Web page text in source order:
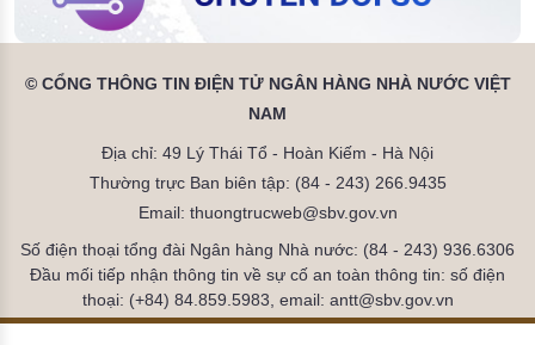
© CỔNG THÔNG TIN ĐIỆN TỬ NGÂN HÀNG NHÀ NƯỚC VIỆT
NAM
Địa chỉ: 49 Lý Thái Tổ - Hoàn Kiếm - Hà Nội
Thường trực Ban biên tập: (84 - 243) 266.9435
Email: thuongtrucweb@sbv.gov.vn
Số điện thoại tổng đài Ngân hàng Nhà nước: (84 - 243) 936.6306
Đầu mối tiếp nhận thông tin về sự cố an toàn thông tin: số điện
thoại: (+84) 84.859.5983, email: antt@sbv.gov.vn